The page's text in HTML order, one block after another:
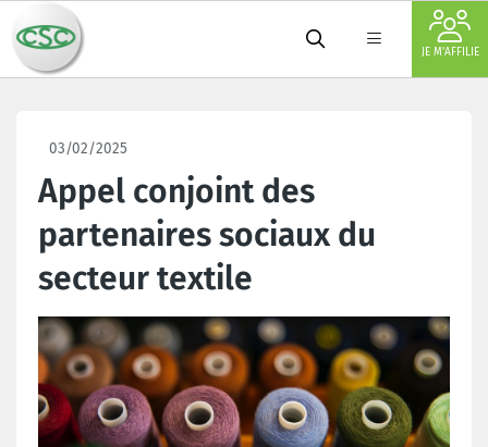
JE M'AFFILIE
03/02/2025
Appel conjoint des
partenaires sociaux du
secteur textile